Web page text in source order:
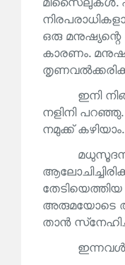
മിസൈലുകൾ.
ഒരു
കാരണം.
ഇനി
നളിനി
നമുക്ക് കഴിയാം.
തേടിയെത്തിയ
അരുമയോടെ
താൻ